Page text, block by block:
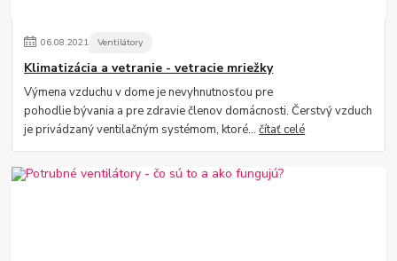
06.08.2021 Ventilátory
Klimatizácia a vetranie - vetracie mriežky
Výmena vzduchu v dome je nevyhnutnosťou pre
pohodlie bývania a pre zdravie členov domácnosti. Čerstvý vzduch
je privádzaný ventilačným systémom, ktoré...čítať celé